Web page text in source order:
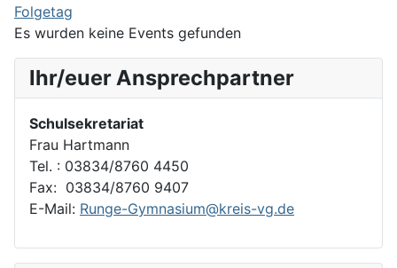
Folgetag
Es wurden keine Events gefunden
Ihr/euer Ansprechpartner
Schulsekretariat
Frau Hartmann
Tel. : 03834/8760 4450
Fax: 03834/8760 9407
E-Mail: Runge-Gymnasium@kreis-vg.de